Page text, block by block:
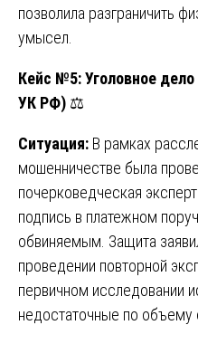
позволила разграничить
умысел.
Кейс №5: Уголовное
УК РФ) ⚖️
Ситуация: В рамках
мошенничестве была
почерковедческая
подпись в платежном
обвиняемым. Защита
проведении повторной
первичном исследовании
недостаточные по объему